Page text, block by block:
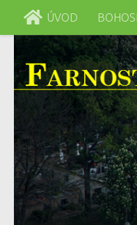
Skip to content
ÚVOD